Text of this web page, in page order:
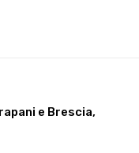
e Brescia,